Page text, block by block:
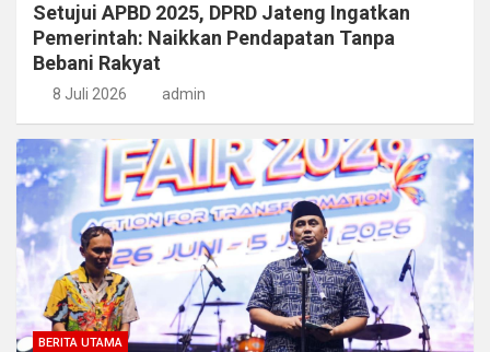
Setujui APBD 2025, DPRD Jateng Ingatkan
Pemerintah: Naikkan Pendapatan Tanpa
Bebani Rakyat
8 Juli 2026 admin
BERITA UTAMA